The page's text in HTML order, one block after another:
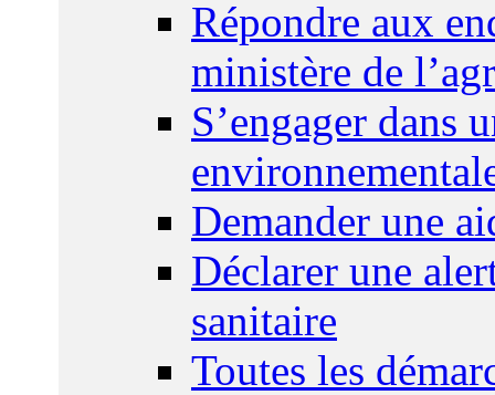
Répondre aux
ministère de
S’engager dans
Demander une
Déclarer une
sanitaire
Toutes les